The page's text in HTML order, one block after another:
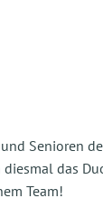
Senioren
das
Team!